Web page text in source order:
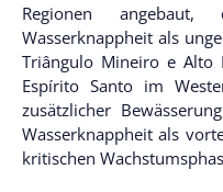
Regionen
Wasserknappheit als
Triângulo Mineiro e Alto
Espírito Santo im
zusätzlicher
Wasserknappheit als
kritischen